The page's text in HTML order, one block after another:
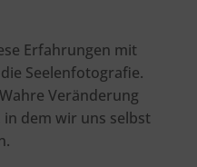
Erfahrungen mit
Seelenfotografie.
Veränderung
dem wir uns selbst